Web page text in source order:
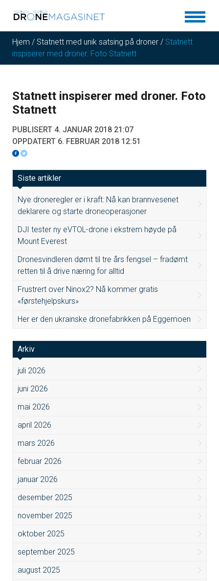
Hjem / Statnett med unik satsing på droner / Statnett
inspiserer med droner. Foto Statnett
Statnett inspiserer med droner. Foto
Statnett
PUBLISERT 4. JANUAR 2018 21:07
OPPDATERT 6. FEBRUAR 2018 12:51
Siste artikler
Nye droneregler er i kraft: Nå kan brannvesenet
deklarere og starte droneoperasjoner
DJI tester ny eVTOL-drone i ekstrem høyde på
Mount Everest
Dronesvindleren dømt til tre års fengsel – fradømt
retten til å drive næring for alltid
Frustrert over Ninox2? Nå kommer gratis
«førstehjelpskurs»
Her er den ukrainske dronefabrikken på Eggemoen
Arkiv
juli 2026
juni 2026
mai 2026
april 2026
mars 2026
februar 2026
januar 2026
desember 2025
november 2025
oktober 2025
september 2025
august 2025